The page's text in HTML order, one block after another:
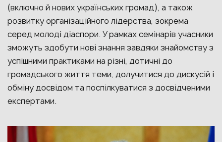
(включно й нових українських громад), а також
розвитку організаційного лідерства, зокрема
серед молоді діаспори. У рамках семінарів учасники
зможуть здобути нові знання завдяки знайомству з
успішними практиками на різні, дотичні до
громадського життя теми, долучитися до дискусій і
обміну досвідом та поспілкуватися з досвідченими
експертами.